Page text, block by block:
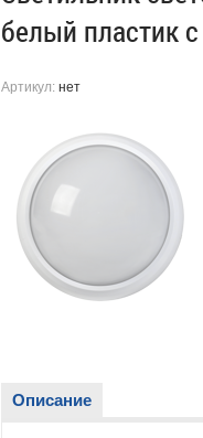
белый пластик
Артикул: нет
Описание